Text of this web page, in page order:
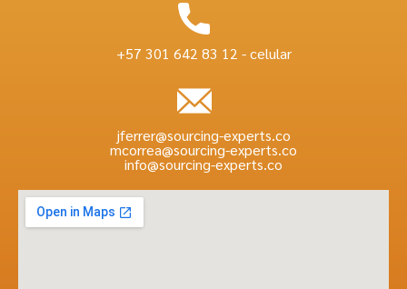
+57 301 642 83 12 - celular
jferrer@sourcing-experts.co
mcorrea@sourcing-experts.co
info@sourcing-experts.co